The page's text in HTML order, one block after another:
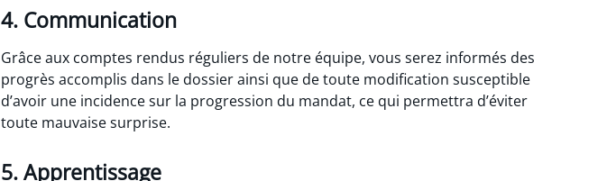
4. Communication
Grâce aux comptes rendus réguliers de notre équipe, vous serez informés des
progrès accomplis dans le dossier ainsi que de toute modification susceptible
d’avoir une incidence sur la progression du mandat, ce qui permettra d’éviter
toute mauvaise surprise.
5. Apprentissage